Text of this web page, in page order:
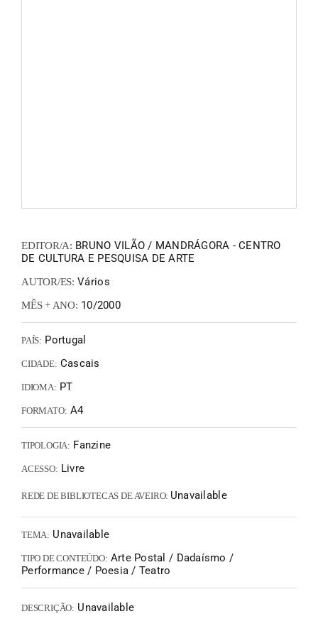
EDITOR/A: BRUNO VILÃO / MANDRÁGORA - CENTRO
DE CULTURA E PESQUISA DE ARTE
AUTOR/ES: Vários
MÊS + ANO: 10/2000
PAÍS: Portugal
CIDADE: Cascais
IDIOMA: PT
FORMATO: A4
TIPOLOGIA: Fanzine
ACESSO: Livre
REDE DE BIBLIOTECAS DE AVEIRO: Unavailable
TEMA: Unavailable
TIPO DE CONTEÚDO: Arte Postal / Dadaísmo /
Performance / Poesia / Teatro
DESCRIÇÃO: Unavailable